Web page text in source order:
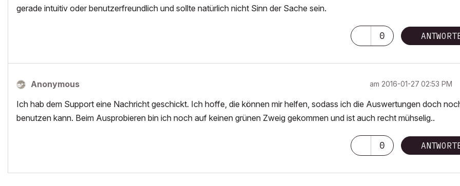
gerade intuitiv oder benutzerfreundlich und sollte natürlich nicht Sinn der Sache sein.
0
Anonymous am ‎2016-01-27 02:53 PM
Ich hab dem Support eine Nachricht geschickt. Ich hoffe, die können mir helfen, sodass ich die Auswertungen doch
benutzen kann. Beim Ausprobieren bin ich noch auf keinen grünen Zweig gekommen und ist auch recht mühselig..
0